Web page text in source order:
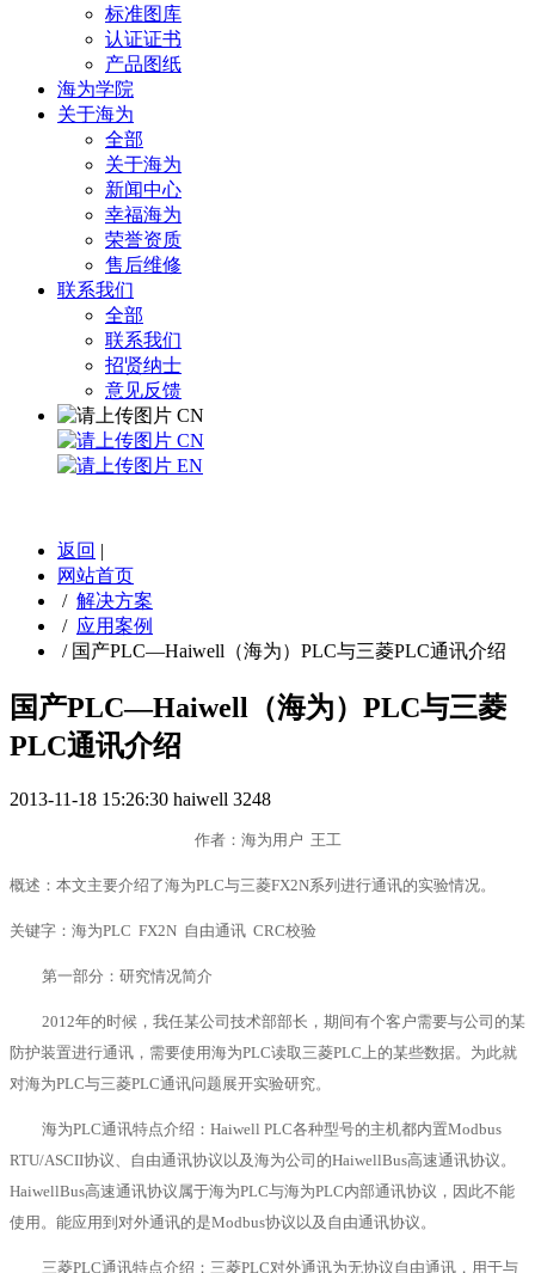
标准图库
认证证书
产品图纸
海为学院
关于海为
全部
关于海为
新闻中心
幸福海为
荣誉资质
售后维修
联系我们
全部
联系我们
招贤纳士
意见反馈
CN
CN
EN
返回 |
网站首页
/ 解决方案
/ 应用案例
/ 国产PLC—Haiwell（海为）PLC与三菱PLC通讯介绍
国产PLC—Haiwell（海为）PLC与三菱
PLC通讯介绍
2013-11-18 15:26:30 haiwell 3248
作者：海为用户 王工
概述：本文主要介绍了海为PLC与三菱FX2N系列进行通讯的实验情况。
关键字：海为PLC FX2N 自由通讯 CRC校验
第一部分：研究情况简介
2012年的时候，我任某公司技术部部长，期间有个客户需要与公司的某
防护装置进行通讯，需要使用海为PLC读取三菱PLC上的某些数据。为此就
对海为PLC与三菱PLC通讯问题展开实验研究。
海为PLC通讯特点介绍：Haiwell PLC各种型号的主机都内置Modbus
RTU/ASCII协议、自由通讯协议以及海为公司的HaiwellBus高速通讯协议。
HaiwellBus高速通讯协议属于海为PLC与海为PLC内部通讯协议，因此不能
使用。能应用到对外通讯的是Modbus协议以及自由通讯协议。
三菱PLC通讯特点介绍：三菱PLC对外通讯为无协议自由通讯，用于与